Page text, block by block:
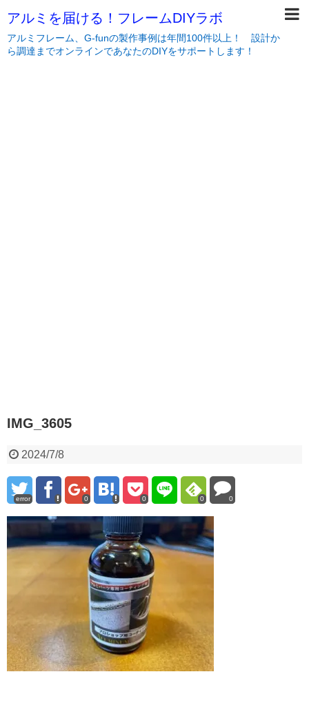
アルミを届ける！フレームDIYラボ
アルミフレーム、G-funの製作事例は年間100件以上！ 設計か
ら調達までオンラインであなたのDIYをサポートします！
IMG_3605
2024/7/8
error 0 0 0 0